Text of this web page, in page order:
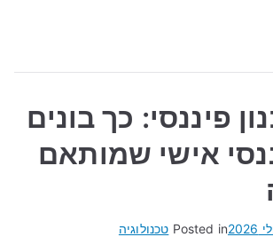
פיננסי: כך בונים
אישי שמותאם
Posted in טכנולוגיה